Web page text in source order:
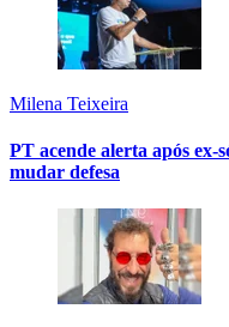
Milena Teixeira
PT acende alerta após
mudar defesa